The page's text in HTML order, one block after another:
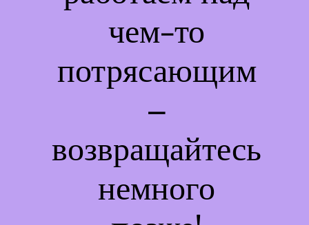
чем-то
потрясающим
–
возвращайтесь
немного